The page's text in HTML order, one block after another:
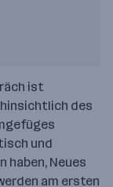
ist
des
und
haben, Neues
am ersten